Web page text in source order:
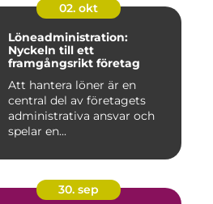
02. okt
Löneadministration:
Nyckeln till ett
framgångsrikt företag
Att hantera löner är en
central del av företagets
administrativa ansvar och
spelar en...
30. sep